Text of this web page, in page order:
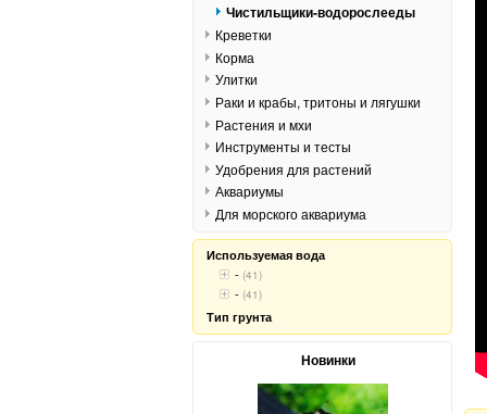
Чистильщики-водорослееды
Креветки
Корма
Улитки
Раки и крабы, тритоны и лягушки
Растения и мхи
Инструменты и тесты
Удобрения для растений
Аквариумы
Для морского аквариума
Используемая вода
- (41)
- (41)
Тип грунта
Новинки